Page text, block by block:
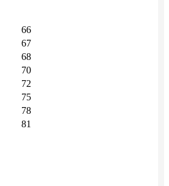
66
67
68
70
72
75
78
81